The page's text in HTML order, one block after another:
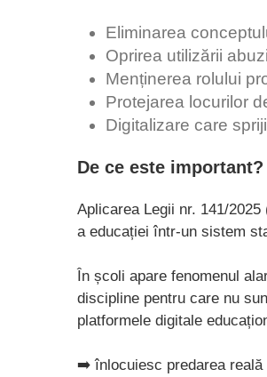
Eliminarea
Oprirea utilizării
Menținerea rolului
Protejarea locurilor
Digitalizare care
De ce este important?
Aplicarea Legii nr. 141/
a educației într-un sistem
În școli apare fenomenul
discipline pentru care nu
platformele digitale
➡️ înlocuiesc predarea